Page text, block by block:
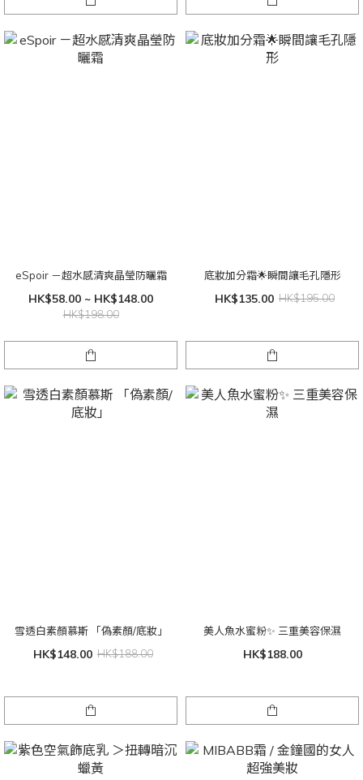
eSpoir －超水感清爽晶瑩防曬霜
HK$58.00 ~ HK$148.00
HK$198.00
底妝加分霜🌟瞬間讓毛孔隱形
HK$135.00 HK$195.00
雪透白素顏慕斯 「偽素顏/底妝」
HK$148.00 HK$188.00
美人魚水蜜粉✨ 三重美容保濕
HK$188.00